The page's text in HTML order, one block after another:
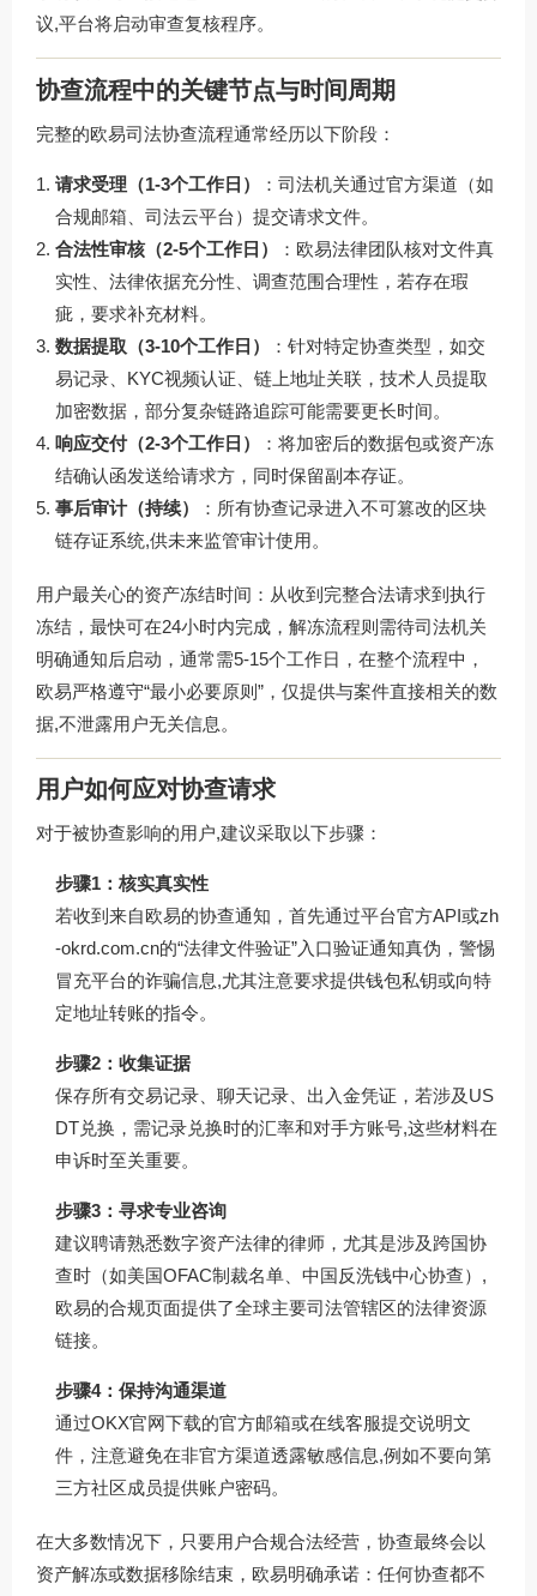
议,平台将启动审查复核程序。
协查流程中的关键节点与时间周期
完整的欧易司法协查流程通常经历以下阶段：
请求受理（1-3个工作日）
：司法机关通过官方渠道（如
合规邮箱、司法云平台）提交请求文件。
合法性审核（2-5个工作日）
：欧易法律团队核对文件真
实性、法律依据充分性、调查范围合理性，若存在瑕
疵，要求补充材料。
数据提取（3-10个工作日）
：针对特定协查类型，如交
易记录、KYC视频认证、链上地址关联，技术人员提取
加密数据，部分复杂链路追踪可能需要更长时间。
响应交付（2-3个工作日）
：将加密后的数据包或资产冻
结确认函发送给请求方，同时保留副本存证。
事后审计（持续）
：所有协查记录进入不可篡改的区块
链存证系统,供未来监管审计使用。
用户最关心的资产冻结时间：从收到完整合法请求到执行
冻结，最快可在24小时内完成，解冻流程则需待司法机关
明确通知后启动，通常需5-15个工作日，在整个流程中，
欧易严格遵守“最小必要原则”，仅提供与案件直接相关的数
据,不泄露用户无关信息。
用户如何应对协查请求
对于被协查影响的用户,建议采取以下步骤：
步骤1：核实真实性
若收到来自欧易的协查通知，首先通过平台官方API或zh
-okrd.com.cn的“法律文件验证”入口验证通知真伪，警惕
冒充平台的诈骗信息,尤其注意要求提供钱包私钥或向特
定地址转账的指令。
步骤2：收集证据
保存所有交易记录、聊天记录、出入金凭证，若涉及US
DT兑换，需记录兑换时的汇率和对手方账号,这些材料在
申诉时至关重要。
步骤3：寻求专业咨询
建议聘请熟悉数字资产法律的律师，尤其是涉及跨国协
查时（如美国OFAC制裁名单、中国反洗钱中心协查）,
欧易的合规页面提供了全球主要司法管辖区的法律资源
链接。
步骤4：保持沟通渠道
通过OKX官网下载的官方邮箱或在线客服提交说明文
件，注意避免在非官方渠道透露敏感信息,例如不要向第
三方社区成员提供账户密码。
在大多数情况下，只要用户合规合法经营，协查最终会以
资产解冻或数据移除结束，欧易明确承诺：任何协查都不